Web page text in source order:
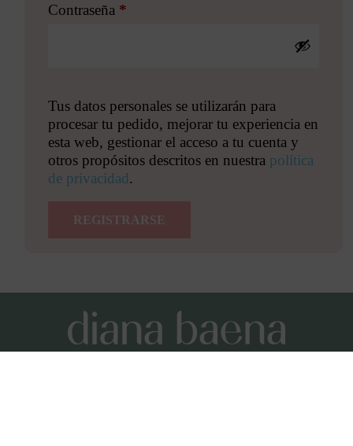
Contraseña *
Tus datos personales se utilizarán para
procesar tu pedido, mejorar tu experiencia en
esta web, gestionar el acceso a tu cuenta y
otros propósitos descritos en nuestra política
de privacidad.
REGISTRARSE